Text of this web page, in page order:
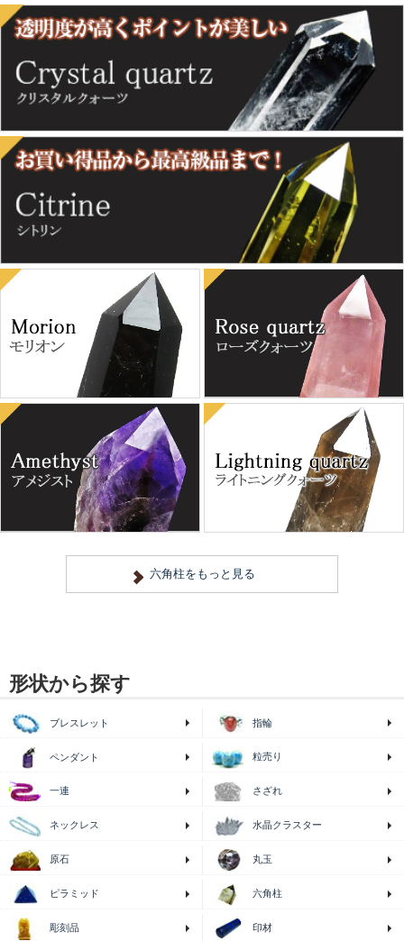
形状から探す
ブレスレット 指輪
ペンダント 粒売り
一連 さざれ
ネックレス 水晶クラスター
原石 丸玉
ピラミッド 六角柱
彫刻品 印材